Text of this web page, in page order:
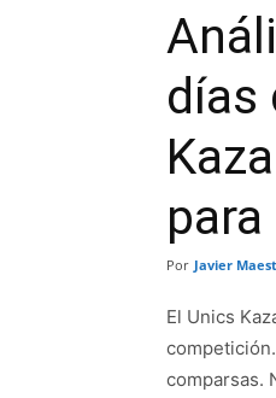
días
Por Javier
El Unics
comparsas.